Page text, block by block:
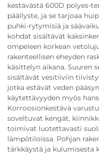
kestävästä 600D polyes-
päällyste, ja se tarjoaa
puhki-rytymisiä ja
kohdat sisältävät
ompeleen korkean
rakenteellisen eheyden
käsittelyn aikana. Suuren
sisältävät vesitiiviin
jotka estävät veden
käytettävyyden myös
Korroosionkestävä
soveltuvat kengät,
toimivat luotettavasti
lämpötiloissa. Pohjan
tärkkäystä ja kulumisesta